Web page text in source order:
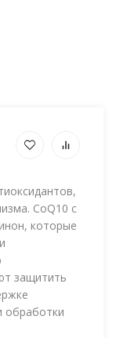
CoQ10 с
которые
защитить
обработки